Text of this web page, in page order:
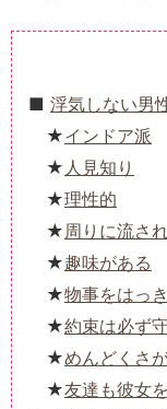
浮気しない男
インドア派
人見知り
理性的
周りに流さ
趣味がある
物事をはっ
約束は必ず
めんどくさ
友達も彼女